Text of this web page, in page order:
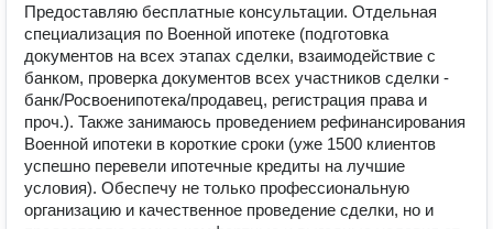
Предоставляю бесплатные консультации. Отдельная
специализация по Военной ипотеке (подготовка
документов на всех этапах сделки, взаимодействие с
банком, проверка документов всех участников сделки -
банк/Росвоенипотека/продавец, регистрация права и
проч.). Также занимаюсь проведением рефинансирования
Военной ипотеки в короткие сроки (уже 1500 клиентов
успешно перевели ипотечные кредиты на лучшие
условия). Обеспечу не только профессиональную
организацию и качественное проведение сделки, но и